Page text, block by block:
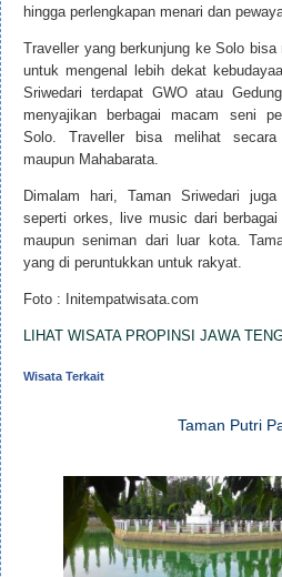
hingga perlengkapan menari dan
Traveller yang berkunjung ke Solo bisa
untuk mengenal lebih dekat
Sriwedari terdapat GWO atau
menyajikan berbagai macam seni
Solo. Traveller bisa melihat secara
maupun Mahabarata.
Dimalam hari, Taman Sriwedari
seperti orkes, live music dari
maupun seniman dari luar kota.
yang di peruntukkan untuk rakyat.
Foto : Initempatwisata.com
LIHAT WISATA PROPINSI JAWA
Wisata Terkait
Taman Putri